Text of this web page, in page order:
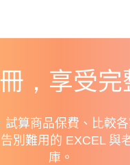
，享受完
試算商品保費、比較
別難用的 EXCEL 與
庫。